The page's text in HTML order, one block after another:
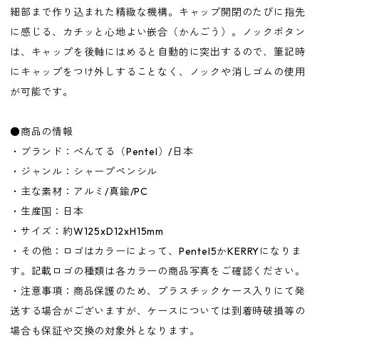
細部まで作り込まれた精緻な機構。キャップ開閉のたびに指先
に感じる、カチッと心地よい嵌合（かんごう）。ノックボタン
は、キャップを後軸にはめると自動的に突出するので、筆記時
にキャップをつけ外しすることなく、ノックや消しゴムの使用
が可能です。
●商品の情報
・ブランド：ぺんてる（Pentel）/日本
・ジャンル：シャープペンシル
・主な素材：アルミ/真鍮/PC
・生産国：日本
・サイズ：約W125xD12xH15mm
・その他：ロゴはカラーによって、Pentel5かKERRYになりま
す。記載ロゴの種類は各カラーの商品写真をご確認ください。
・注意事項：商品保護のため、プラスチックケース入りにて発
送する場合がございますが、ケースについては到着時破損等の
場合も保証や交換の対象外となります。